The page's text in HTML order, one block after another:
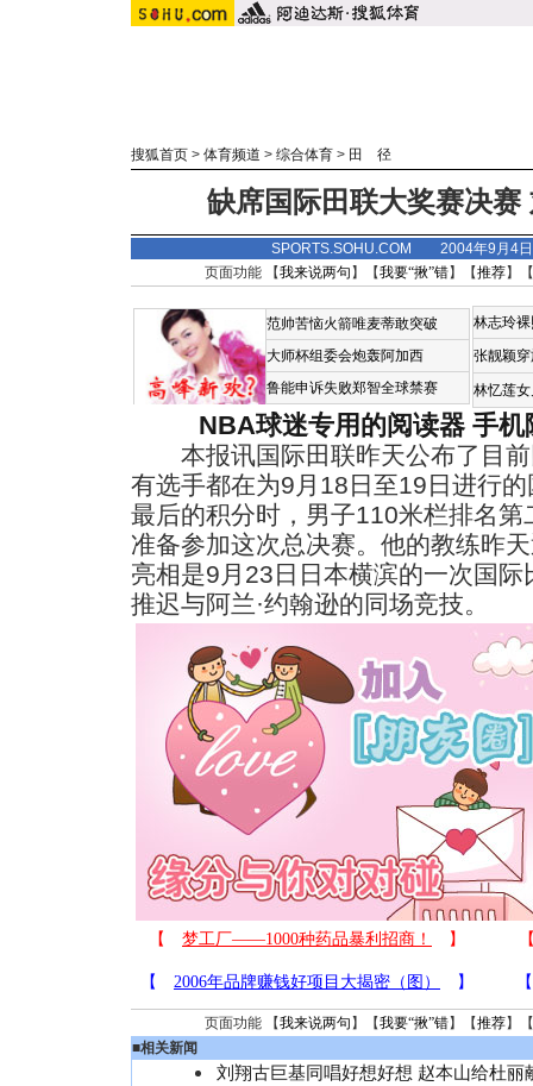
搜狐首页 > 体育频道 > 综合体育 > 田 径
缺席国际田联大奖赛决赛
SPORTS.SOHU.COM 2004年9月4
页面功能 【我来说两句 】【我要“揪”错】【推荐】
范帅苦恼火箭唯麦蒂敢突破
大师杯组委会炮轰阿加西
鲁能申诉失败郑智全球禁赛
林志玲
张靓颖
林忆莲
NBA球迷专用的阅读器 手机
本报讯国际田联昨天公布了目前
有选手都在为9月18日至19日进行
最后的积分时，男子110米栏排名第
准备参加这次总决赛。他的教练昨
亮相是9月23日日本横滨的一次国
推迟与阿兰·约翰逊的同场竞技。
页面功能 【我来说两句 】【我要“揪”错】【推荐】
■相关新闻
刘翔古巨基同唱好想好想 赵本山给杜丽